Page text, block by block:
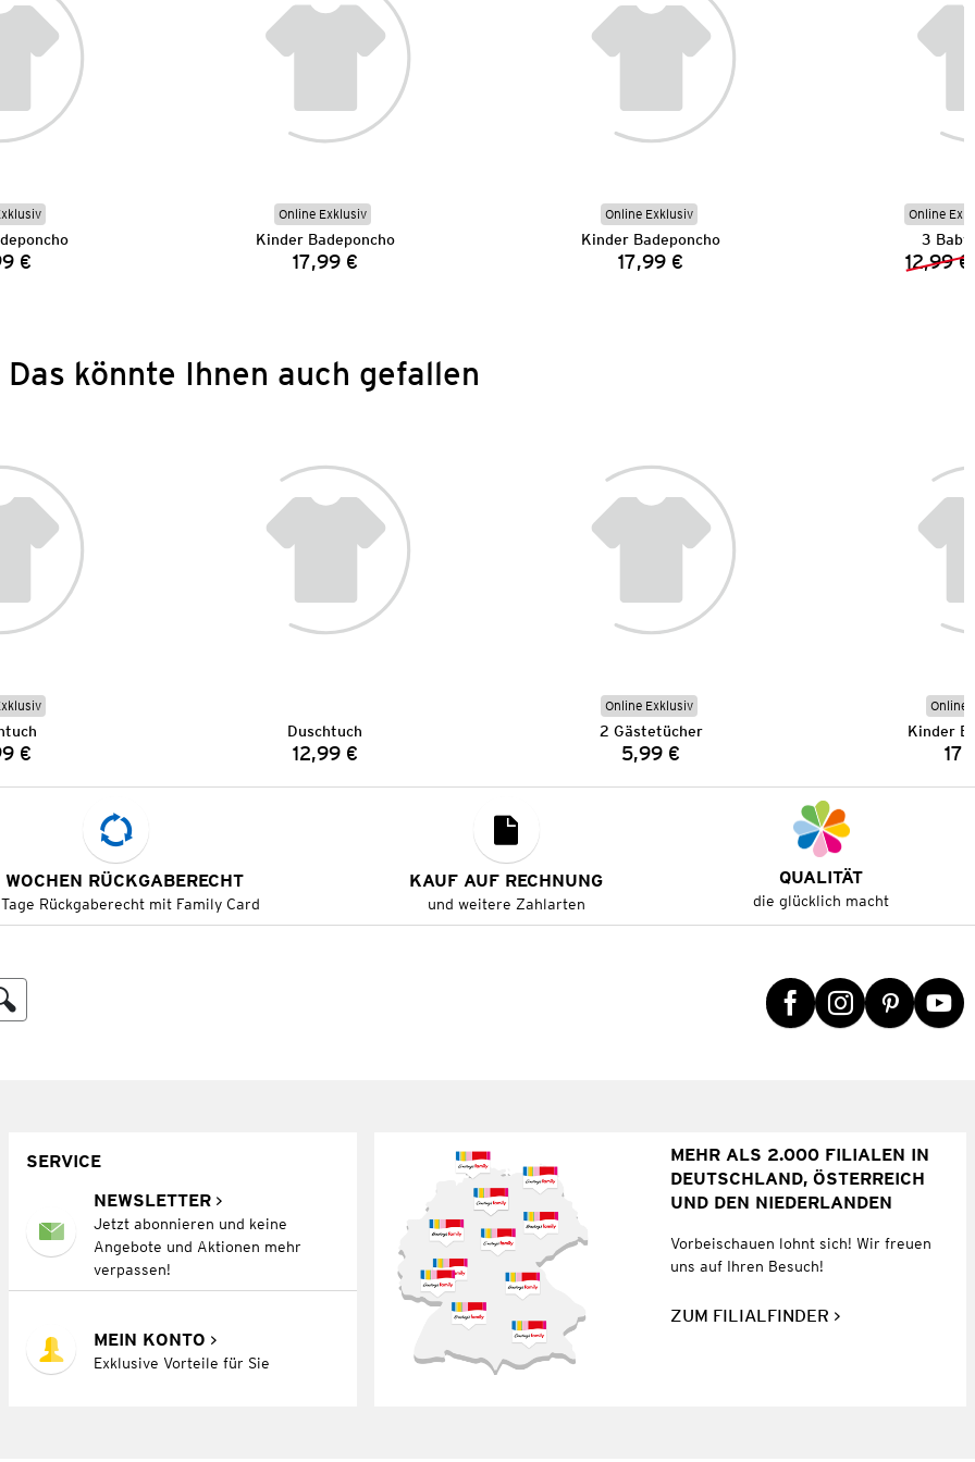
€
Online Exklusiv
Kinder Badeponcho
Preis:
17,99 €
Online Exklusiv
Kinder Badeponcho
Preis:
17,99 €
Online
3
12,99 €
Das könnte Ihnen auch gefallen
€
Duschtuch
Preis:
12,99 €
Online Exklusiv
2 Gästetücher
Preis:
5,99 €
Online
Kinder
RÜCKGABERECHT
Rückgaberecht mit Family Card
KAUF AUF RECHNUNG
und weitere Zahlarten
QUALITÄT
die glücklich macht
SERVICE
NEWSLETTER
Jetzt abonnieren und keine
Angebote und Aktionen mehr
verpassen!
MEIN KONTO
Exklusive Vorteile für Sie
MEHR ALS 2.000 FILIALEN IN
DEUTSCHLAND, ÖSTERREICH
UND DEN NIEDERLANDEN
Vorbeischauen lohnt sich! Wir freuen
uns auf Ihren Besuch!
ZUM FILIALFINDER